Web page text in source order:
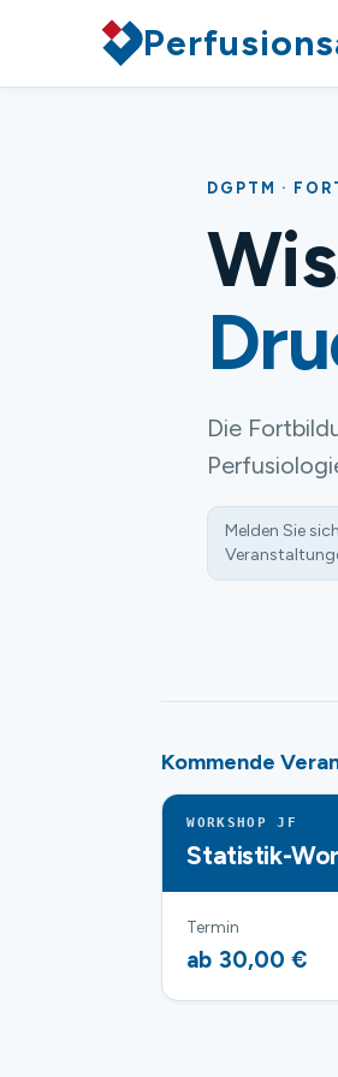
DGPTM ·
Die
Melden Sie
Kommende
WORKSHOP JF
Statistik-
Termin
ab 30,00 €